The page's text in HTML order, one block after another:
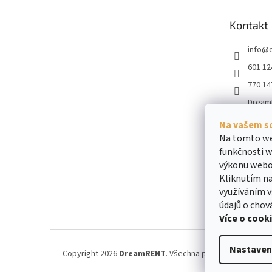
Na vašem
Na tomto
funkčnosti
výkonu
Kliknutím
využíváním
údajů o
Více o
Kontakt
info@
601
770
Copyright 2026 DreamRENT. Všechna práva vyhrazena.